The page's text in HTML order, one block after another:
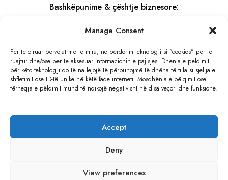
Manage Consent
Për të ofruar përvojat më të mira, ne përdorim teknologji si "cookies" për të
ruajtur dhe/ose për të aksesuar informacionin e pajisjes. Dhënia e pëlqimit
për këto teknologji do të na lejojë të përpunojmë të dhëna të tilla si sjellja e
shfletimit ose ID-të unike në këtë faqe interneti. Mosdhënia e pëlqimit ose
tërheqja e pëlqimit mund të ndikojë negativisht në disa veçori dhe funksione.
Accept
Deny
View preferences
Bashkëpunime & çështje biznesore:
Orari i punës:
E Hënë – E Premte
08:30 – 16:30
Rruga e Gjilanit, KM 4
Hajvali, Kosovë